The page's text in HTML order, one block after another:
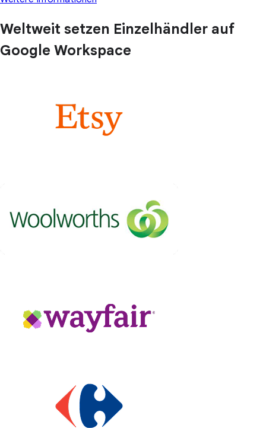
Weltweit setzen Einzelhändler auf
Google Workspace